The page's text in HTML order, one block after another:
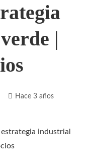
|
Hace 3 años